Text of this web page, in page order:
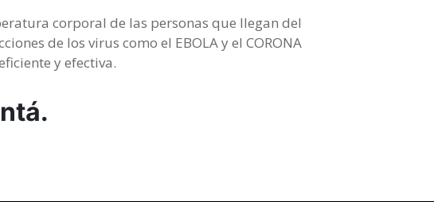
corporal de las personas que llegan del
de los virus como el EBOLA y el CORONA
y efectiva.